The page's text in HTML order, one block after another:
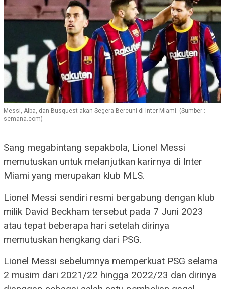
Messi, Alba, dan Busquest akan Segera Bereuni di Inter Miami. (Sumber :
semana.com)
Sang megabintang sepakbola, Lionel Messi
memutuskan untuk melanjutkan karirnya di Inter
Miami yang merupakan klub MLS.
Lionel Messi sendiri resmi bergabung dengan klub
milik David Beckham tersebut pada 7 Juni 2023
atau tepat beberapa hari setelah dirinya
memutuskan hengkang dari PSG.
Lionel Messi sebelumnya memperkuat PSG selama
2 musim dari 2021/22 hingga 2022/23 dan dirinya